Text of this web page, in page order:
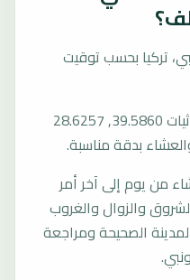
تركيا بحسب توقيت
المرجع العام للمدينة يستخدم إحداثيات 39.5860, 28.6257
بدقة مناسبة.
من يوم إلى آخر أمر
والزوال والغروب
الصحيحة ومراجعة